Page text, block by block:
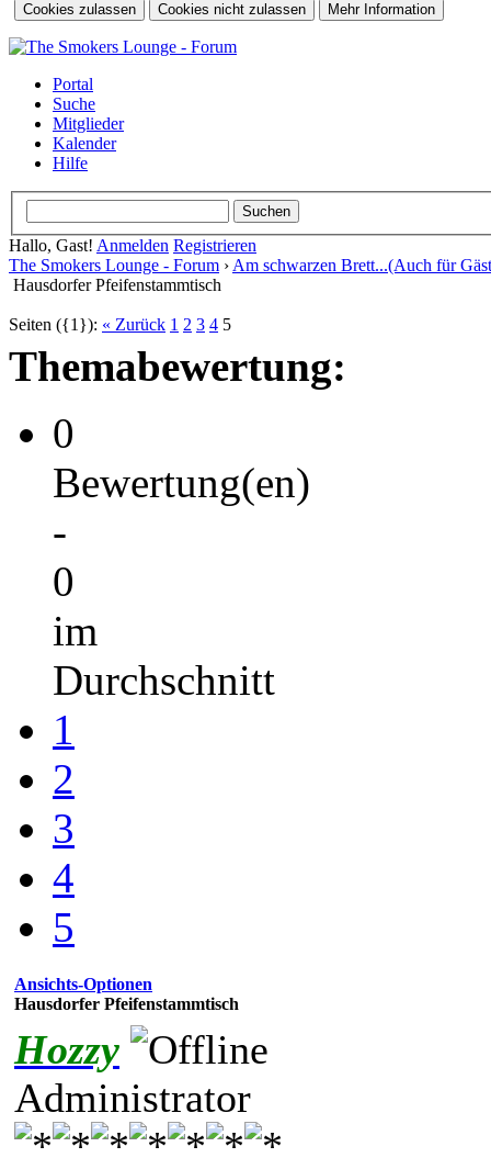
Portal
Suche
Mitglieder
Kalender
Hilfe
Hallo, Gast! Anmelden Registrieren
The Smokers Lounge - Forum › Am schwarzen Brett...(Auch für
Hausdorfer Pfeifenstammtisch
Seiten ({1}): « Zurück 1 2 3 4 5
Themabewertung:
0
Bewertung(en)
-
0
im
Durchschnitt
1
2
3
4
5
Ansichts-Optionen
Hausdorfer Pfeifenstammtisch
Hozzy
Administrator